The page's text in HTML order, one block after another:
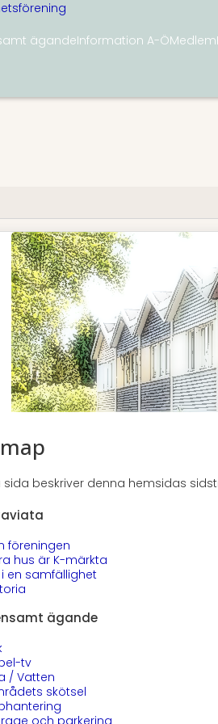
ägandeInformation A-ÖMedlem
sida beskriver denna hemsidas
föreningen
hus är K-märkta
i en samfällighet
ägande
tv
/ Vatten
skötsel
och parkering